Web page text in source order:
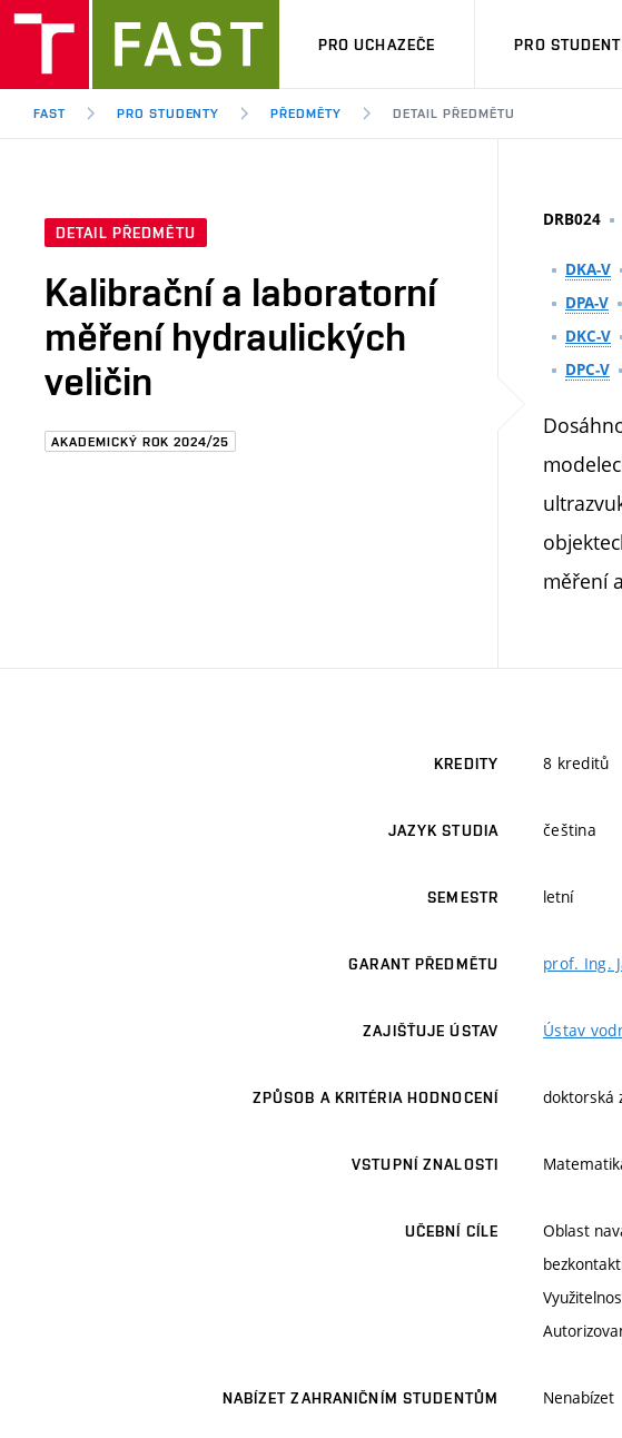
PRO UCHAZEČE PRO
FAST PRO STUDENTY PŘEDMĚTY DETAIL PŘEDMĚTU
DETAIL PŘEDMĚTU
Kalibrační a laboratorní
měření hydraulických
veličin
AKADEMICKÝ ROK 2024/25
DRB024
DKA-V
DPA-V
DKC-V
DPC-V
měření
KREDITY 8 kreditů
JAZYK STUDIA čeština
SEMESTR letní
GARANT PŘEDMĚTU prof. Ing.
ZAJIŠŤUJE ÚSTAV Ústav
ZPŮSOB A KRITÉRIA HODNOCENÍ doktorská
VSTUPNÍ ZNALOSTI
UČEBNÍ CÍLE
Oblast
NABÍZET ZAHRANIČNÍM STUDENTŮM Nenabízet